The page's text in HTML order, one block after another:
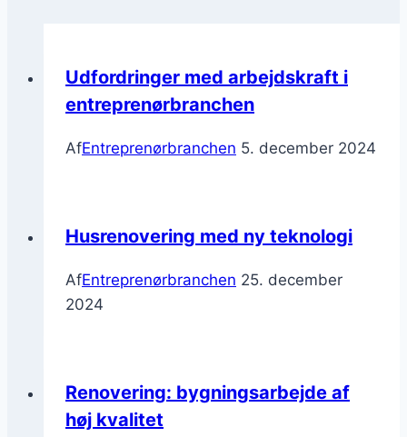
Udfordringer med arbejdskraft i
entreprenørbranchen
AfEntreprenørbranchen 5. december 2024
Husrenovering med ny teknologi
AfEntreprenørbranchen 25. december
2024
Renovering: bygningsarbejde af
høj kvalitet